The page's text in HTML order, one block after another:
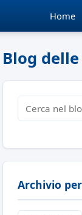
Home
Blog
Archivio